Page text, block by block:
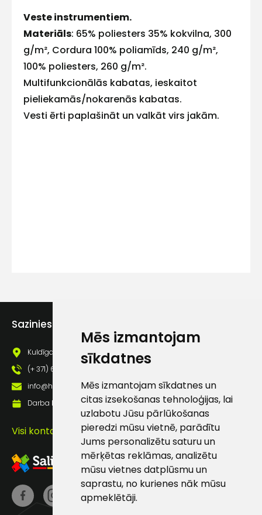
Mēs izmantojam
sīkdatnes
Mēs izmantojam sīkdatnes un
citas izsekošanas tehnoloģijas, lai
uzlabotu Jūsu pārlūkošanas
pieredzi mūsu vietnē, parādītu
Jums personalizētu saturu un
mērķētas reklāmas, analizētu
mūsu vietnes datplūsmu un
saprastu, no kurienes nāk mūsu
apmeklētāji.
Veste instrumentiem.
Materiāls: 65% poliesters 35% kokvilna, 300
g/m², Cordura 100% poliamīds, 240 g/m²,
100% poliesters, 260 g/m².
Multifunkcionālās kabatas, ieskaitot
pieliekamās/nokarenās kabatas.
Vesti ērti paplašināt un valkāt virs jakām.
Sazinies ar mums
Kuldīgas iela 69a, Saldus, Saldus nov., LV - 3801
(+ 371) 63 881 186
info@hards.lv
Darba laiks: Darbadienās: 8:00 - 17:00
Visi kontakti
E-pasts
Kontakttālrunis
Sūtīt ziņojumu
Klientu
atbalsts
Darbdienās:
8:00 – 17:00
(+371) 63 881
186